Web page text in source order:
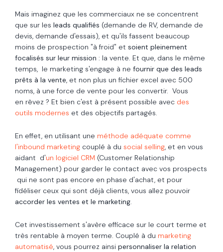
Mais imaginez que les commerciaux ne se concentrent
que sur les leads qualifiés (demande de RV, demande de
devis, demande d'essais), et qu'ils fassent beaucoup
moins de prospection "à froid" et soient pleinement
focalisés sur leur mission : la vente. Et que, dans le même
temps, le marketing s'engage à ne fournir que des leads
prêts à la vente, et non plus un fichier excel avec 500
noms, à une force de vente pour les convertir. Vous
en rêvez ? Et bien c'est à présent possible avec des
outils modernes et des objectifs partagés.
En effet, en utilisant une méthode adéquate comme
l'inbound marketing couplé à du social selling, et en vous
aidant d'un logiciel CRM (Customer Relationship
Management) pour garder le contact avec vos prospects
qui ne sont pas encore en phase d'achat, et pour
fidéliser ceux qui sont déjà clients, vous allez pouvoir
accorder les ventes et le marketing.
Cet investissement s'avère efficace sur le court terme et
très rentable à moyen terme. Couplé à du marketing
automatisé, vous pourrez ainsi personnaliser la relation